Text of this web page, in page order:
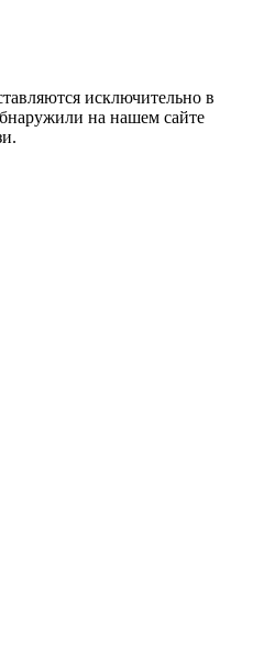
исключительно в
на нашем сайте